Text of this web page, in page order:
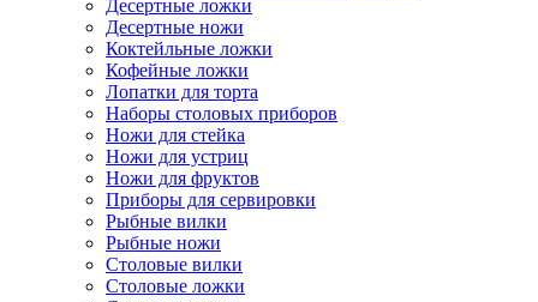
Десертные ложки
Десертные ножи
Коктейльные ложки
Кофейные ложки
Лопатки для торта
Наборы столовых приборов
Ножи для стейка
Ножи для устриц
Ножи для фруктов
Приборы для сервировки
Рыбные вилки
Рыбные ножи
Столовые вилки
Столовые ложки